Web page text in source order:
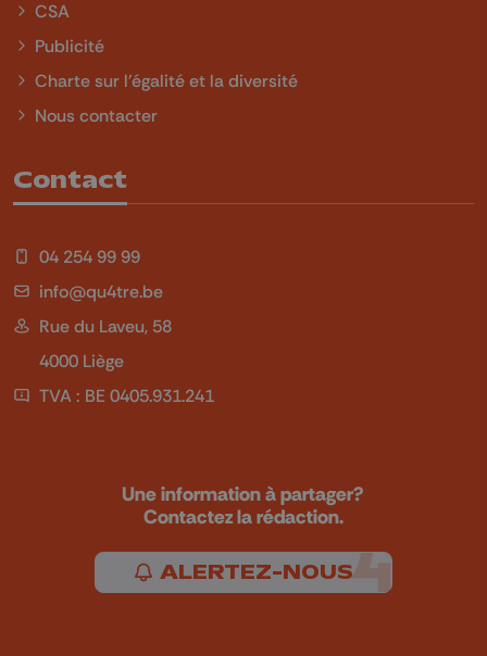
CSA
Publicité
Charte sur l'égalité et la diversité
Nous contacter
Contact
04 254 99 99
info@qu4tre.be
Rue du Laveu, 58
4000 Liège
TVA : BE 0405.931.241
Une information à partager?
Contactez la rédaction.
ALERTEZ-NOUS